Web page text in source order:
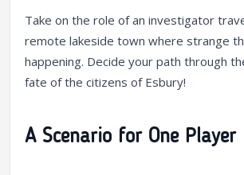
Take on the role of an investigator
remote lakeside town where strange
happening. Decide your path through
fate of the citizens of Esbury!
A Scenario for One Player